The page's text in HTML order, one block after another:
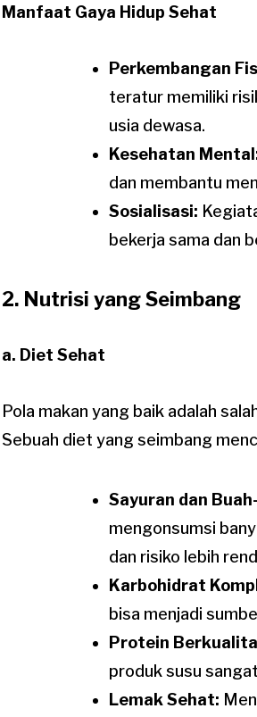
Manfaat Gaya Hidup Sehat
Perkembangan
teratur memiliki
usia dewasa.
Kesehatan
dan membantu
Sosialisasi:
bekerja sama dan
2. Nutrisi yang Seimbang
a. Diet Sehat
Pola makan yang baik adalah
Sebuah diet yang seimbang
Sayuran dan
mengonsumsi
dan risiko lebih
Karbohidrat
bisa menjadi
Protein
produk susu
Lemak Sehat: